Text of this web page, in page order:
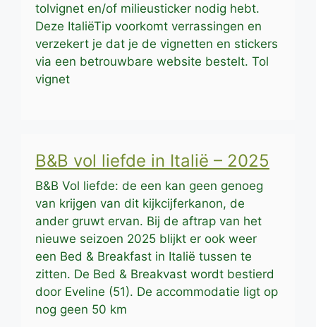
tolvignet en/of milieusticker nodig hebt.
Deze ItaliëTip voorkomt verrassingen en
verzekert je dat je de vignetten en stickers
via een betrouwbare website bestelt. Tol
vignet
B&B vol liefde in Italië – 2025
B&B Vol liefde: de een kan geen genoeg
van krijgen van dit kijkcijferkanon, de
ander gruwt ervan. Bij de aftrap van het
nieuwe seizoen 2025 blijkt er ook weer
een Bed & Breakfast in Italië tussen te
zitten. De Bed & Breakvast wordt bestierd
door Eveline (51). De accommodatie ligt op
nog geen 50 km